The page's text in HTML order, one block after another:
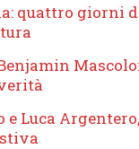
quattro giorni
Luca